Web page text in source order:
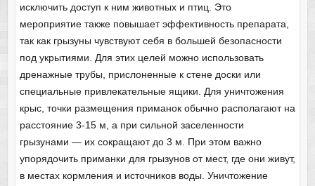
исключить доступ к ним животных и птиц. Это
мероприятие также повышает эффективность препарата,
так как грызуны чувствуют себя в большей безопасности
под укрытиями. Для этих целей можно использовать
дренажные трубы, прислоненные к стене доски или
специальные привлекательные ящики. Для уничтожения
крыс, точки размещения приманок обычно располагают на
расстояние 3-15 м, а при сильной заселенности
грызунами — их сокращают до 3 м. При этом важно
упорядочить приманки для грызунов от мест, где они живут,
в местах кормления и источников воды. Уничтожение